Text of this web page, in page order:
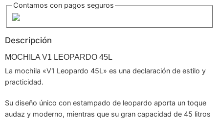
Contamos con pagos seguros
Descripción
MOCHILA V1 LEOPARDO 45L
La mochila «V1 Leopardo 45L» es una declaración de estilo y
practicidad.
Su diseño único con estampado de leopardo aporta un toque
audaz y moderno, mientras que su gran capacidad de 45 litros